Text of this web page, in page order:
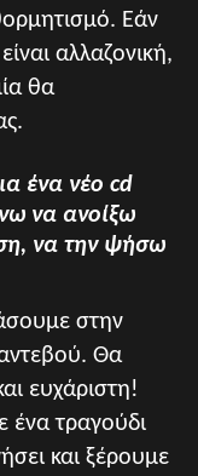
Εάν
αλλαζονική,
θα
ένα νέο cd
να ανοίξω
να την ψήσω
στην
Θα
ευχάριστη!
ένα τραγούδι
και ξέρουμε